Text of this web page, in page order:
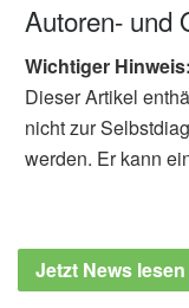
Autoren- und
Wichtiger Hinweis:
Dieser Artikel
nicht zur
werden. Er kann
Jetzt News lesen